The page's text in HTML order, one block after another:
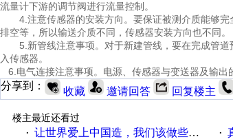
流量计下游的调节阀进行流量控制。
4.注意传感器的安装方向。要保证被测介质能够完
排空等，所以输送介质不同，传感器安装方向也不同。
5.新管线注意事项。对于新建管线，要在完成管道
入传感器。
6.电气连接注意事项。电源、传感器与变送器及输出
分享到： 收藏 邀请回答 回复楼主
楼主最近还看过
· 让世界爱上中国造，我们该做些什么 ·